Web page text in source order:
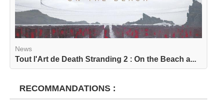
News
Tout l'Art de Death Stranding 2 : On the Beach a...
RECOMMANDATIONS :